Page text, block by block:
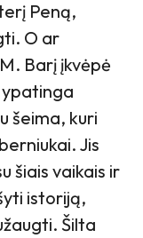
Peną,
O ar
Barį įkvėpė
šeima, kuri
Jis
šiais vaikais ir
istoriją,
Šilta